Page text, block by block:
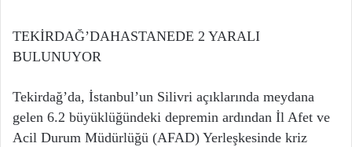
TEKİRDAĞ’DAHASTANEDE 2 YARALI
BULUNUYOR
Tekirdağ’da, İstanbul’un Silivri açıklarında meydana
gelen 6.2 büyüklüğündeki depremin ardından İl Afet ve
Acil Durum Müdürlüğü (AFAD) Yerleşkesinde kriz